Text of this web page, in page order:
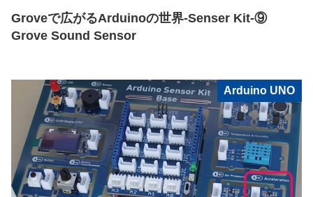
Groveで広がるArduinoの世界-Senser Kit-⑨
Grove Sound Sensor
Arduino UNO